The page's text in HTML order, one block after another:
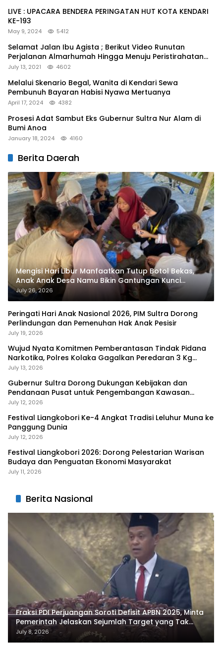
LIVE : UPACARA BENDERA PERINGATAN HUT KOTA KENDARI
KE-193
May 9, 2024 5412
Selamat Jalan Ibu Agista ; Berikut Video Runutan
Perjalanan Almarhumah Hingga Menuju Peristirahatan
Terakhir
July 13, 2021 4602
Melalui Skenario Begal, Wanita di Kendari Sewa
Pembunuh Bayaran Habisi Nyawa Mertuanya
April 17, 2024 4382
Prosesi Adat Sambut Eks Gubernur Sultra Nur Alam di
Bumi Anoa
January 18, 2024 4160
Berita Daerah
Mengisi Hari Libur Manfaatkan Tutup Botol Bekas,
Anak Anak Desa Namu Bikin Gantungan Kunci
Bernilai Ekonomi
July 26, 2026
Peringati Hari Anak Nasional 2026, PIM Sultra Dorong
Perlindungan dan Pemenuhan Hak Anak Pesisir
July 19, 2026
Wujud Nyata Komitmen Pemberantasan Tindak Pidana
Narkotika, Polres Kolaka Gagalkan Peredaran 3 Kg
Sabu-Sabu
July 13, 2026
Gubernur Sultra Dorong Dukungan Kebijakan dan
Pendanaan Pusat untuk Pengembangan Kawasan
Liangkobhori
July 12, 2026
Festival Liangkobori Ke-4 Angkat Tradisi Leluhur Muna ke
Panggung Dunia
July 12, 2026
Festival Liangkobori 2026: Dorong Pelestarian Warisan
Budaya dan Penguatan Ekonomi Masyarakat
July 11, 2026
Berita Nasional
Fraksi PDI Perjuangan Soroti Defisit APBN 2025, Minta
Pemerintah Jelaskan Sejumlah Target yang Tak
Tercapai
July 8, 2026